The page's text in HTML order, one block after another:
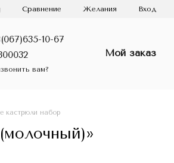
Сравнение Желания Вход
10-67
вам?
Мой заказ
кастрюли набор